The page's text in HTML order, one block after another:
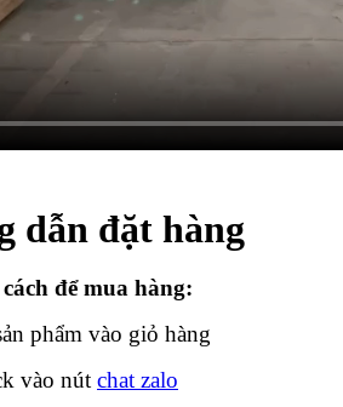
dẫn đặt hàng
để mua hàng:
phẩm vào giỏ hàng
vào nút chat zalo